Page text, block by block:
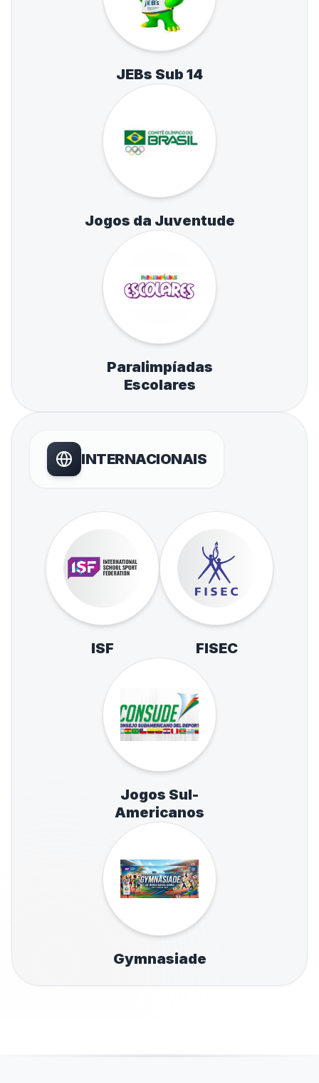
JEBs Sub 14
Jogos da Juventude
Paralimpíadas
Escolares
INTERNACIONAIS
ISF FISEC
Jogos Sul-
Americanos
Gymnasiade